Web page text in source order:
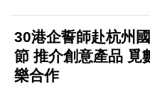
30港企誓師赴杭州
節 推介創意產品 覓
樂合作